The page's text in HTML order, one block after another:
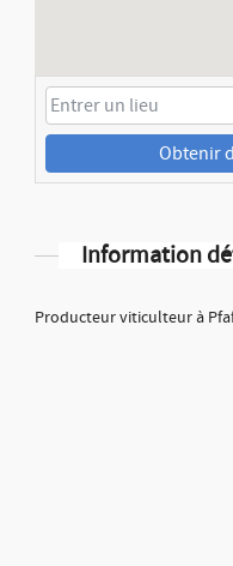
Obtenir
Information
Producteur viticulteur à